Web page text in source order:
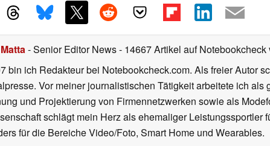
- Senior Editor News- 14667 Artikel auf
bin ich Redakteur bei Notebookcheck.com. Als freier Autor
Vor meiner journalistischen Tätigkeit arbeitete ich
und Projektierung von Firmennetzwerken sowie als
schlägt mein Herz als ehemaliger
für die Bereiche Video/Foto, Smart Home und Wearables.